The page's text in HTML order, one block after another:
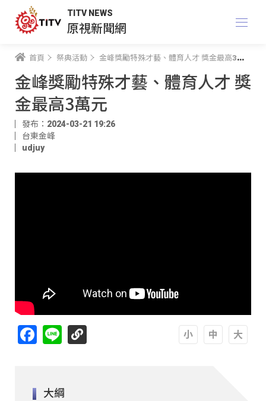
TITV NEWS
原視新聞網
首頁 祭典活動 金峰獎勵特殊才藝、體育人才 獎金最高3萬元
金峰獎勵特殊才藝、體育人才 獎
金最高3萬元
發布：2024-03-21 19:26
台東金峰
udjuy
Facebook
Line
大綱